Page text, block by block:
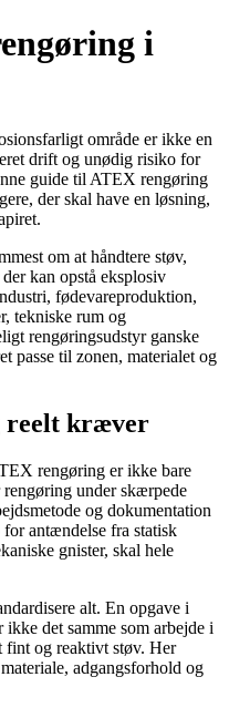
i
område er ikke en
drift og unødig risiko for
guide til ATEX rengøring
der skal have en løsning,
om at håndtere støv,
kan opstå eksplosiv
fødevareproduktion,
tekniske rum og
rengøringsudstyr ganske
passe til zonen, materialet og
reelt kræver
rengøring er ikke bare
under skærpede
og dokumentation
antændelse fra statisk
gnister, skal hele
alt. En opgave i
det samme som arbejde i
fint og reaktivt støv. Her
adgangsforhold og